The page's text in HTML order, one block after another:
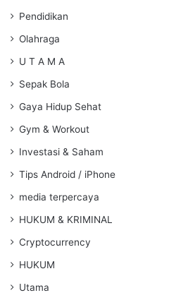
Pendidikan
Olahraga
U T A M A
Sepak Bola
Gaya Hidup Sehat
Gym & Workout
Investasi & Saham
Tips Android / iPhone
media terpercaya
HUKUM & KRIMINAL
Cryptocurrency
HUKUM
Utama